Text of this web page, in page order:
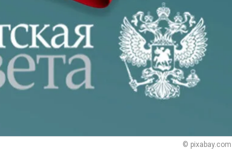
© pixabay.com